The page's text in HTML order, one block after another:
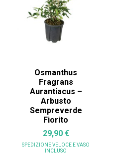
Osmanthus
Fragrans
Aurantiacus –
Arbusto
Sempreverde
Fiorito
29,90 €
SPEDIZIONE VELOCE E VASO
INCLUSO